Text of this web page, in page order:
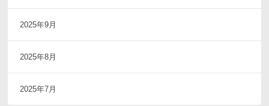
2025年9月
2025年8月
2025年7月